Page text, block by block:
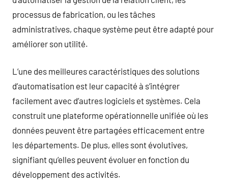
processus de fabrication, ou les tâches
administratives, chaque système peut être adapté pour
améliorer son utilité.
L’une des meilleures caractéristiques des solutions
d’automatisation est leur capacité à s’intégrer
facilement avec d’autres logiciels et systèmes. Cela
construit une plateforme opérationnelle unifiée où les
données peuvent être partagées efficacement entre
les départements. De plus, elles sont évolutives,
signifiant qu’elles peuvent évoluer en fonction du
développement des activités.